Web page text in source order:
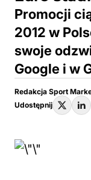
Promocji
2012 w
swoje
Google i w
Redakcja Sport
Udostępnij